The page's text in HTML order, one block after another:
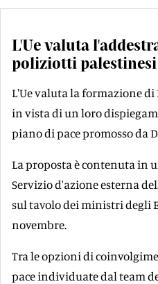
L'Ue valuta
poliziotti palestinesi
L'Ue valuta la formazione
in vista di un loro
piano di pace promosso da
La proposta è contenuta in
Servizio d'azione esterna
sul tavolo dei ministri degli
novembre.
Tra le opzioni di
pace individuate dal team